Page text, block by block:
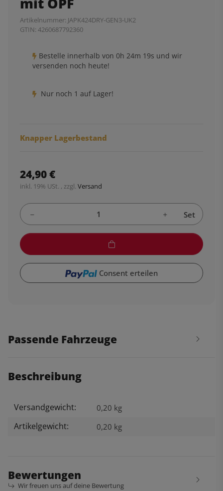
Artikelnummer: JAPK424DRY-GEN3-UK2
GTIN: 4260687792360
Bestelle innerhalb von 0h 24m 18s und wir
versenden noch heute!
Nur noch 1 auf Lager!
Knapper Lagerbestand
24,90 €
inkl. 19% USt. , zzgl. Versand
Set
Consent erteilen
Passende Fahrzeuge
Beschreibung
Produkteigenschaft
Wert
Versandgewicht: 0,20 kg
Artikelgewicht: 0,20 kg
Bewertungen
Wir freuen uns auf deine Bewertung